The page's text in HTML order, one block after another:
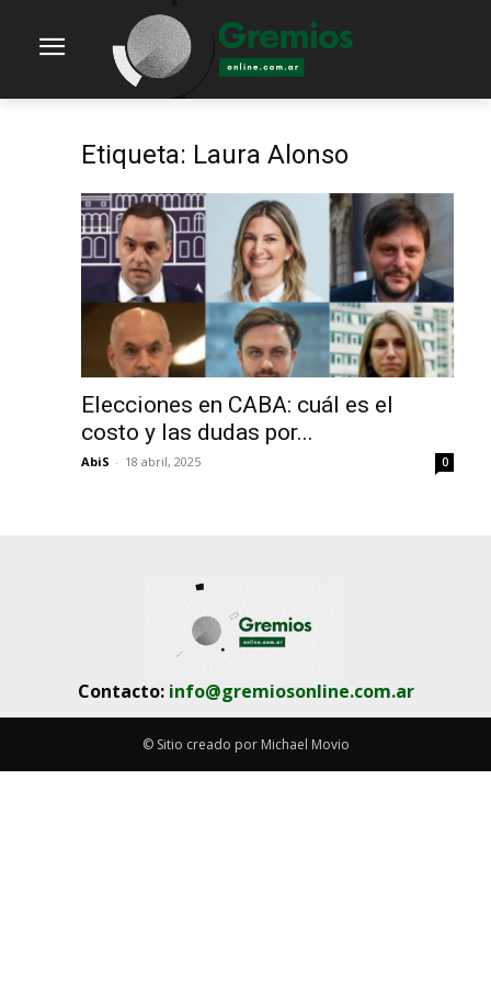
Etiqueta: Laura Alonso
Elecciones en CABA: cuál es el
costo y las dudas por...
AbiS - 18 abril, 2025 0
Contacto: info@gremiosonline.com.ar
© Sitio creado por Michael Movio